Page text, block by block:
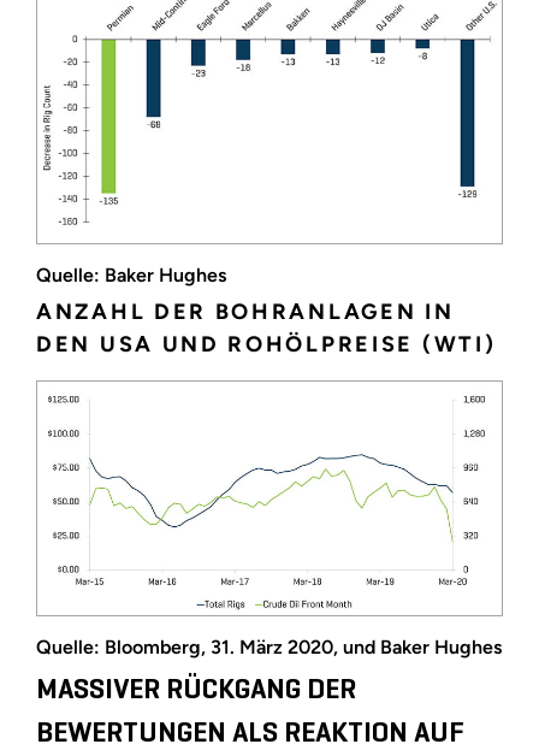
Quelle: Baker Hughes
ANZAHL DER BOHRANLAGEN IN
DEN USA UND ROHÖLPREISE (WTI)
Quelle: Bloomberg, 31. März 2020, und Baker Hughes
MASSIVER RÜCKGANG DER
BEWERTUNGEN ALS REAKTION AUF